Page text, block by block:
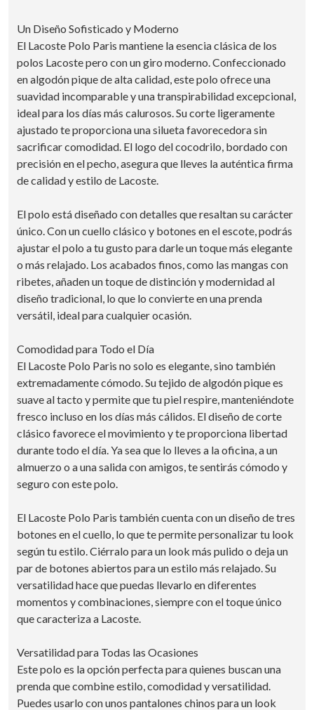
Un Diseño Sofisticado y Moderno
El Lacoste Polo Paris mantiene la esencia clásica de los
polos Lacoste pero con un giro moderno. Confeccionado
en algodón pique de alta calidad, este polo ofrece una
suavidad incomparable y una transpirabilidad excepcional,
ideal para los días más calurosos. Su corte ligeramente
ajustado te proporciona una silueta favorecedora sin
sacrificar comodidad. El logo del cocodrilo, bordado con
precisión en el pecho, asegura que lleves la auténtica firma
de calidad y estilo de Lacoste.
El polo está diseñado con detalles que resaltan su carácter
único. Con un cuello clásico y botones en el escote, podrás
ajustar el polo a tu gusto para darle un toque más elegante
o más relajado. Los acabados finos, como las mangas con
ribetes, añaden un toque de distinción y modernidad al
diseño tradicional, lo que lo convierte en una prenda
versátil, ideal para cualquier ocasión.
Comodidad para Todo el Día
El Lacoste Polo Paris no solo es elegante, sino también
extremadamente cómodo. Su tejido de algodón pique es
suave al tacto y permite que tu piel respire, manteniéndote
fresco incluso en los días más cálidos. El diseño de corte
clásico favorece el movimiento y te proporciona libertad
durante todo el día. Ya sea que lo lleves a la oficina, a un
almuerzo o a una salida con amigos, te sentirás cómodo y
seguro con este polo.
El Lacoste Polo Paris también cuenta con un diseño de tres
botones en el cuello, lo que te permite personalizar tu look
según tu estilo. Ciérralo para un look más pulido o deja un
par de botones abiertos para un estilo más relajado. Su
versatilidad hace que puedas llevarlo en diferentes
momentos y combinaciones, siempre con el toque único
que caracteriza a Lacoste.
Versatilidad para Todas las Ocasiones
Este polo es la opción perfecta para quienes buscan una
prenda que combine estilo, comodidad y versatilidad.
Puedes usarlo con unos pantalones chinos para un look